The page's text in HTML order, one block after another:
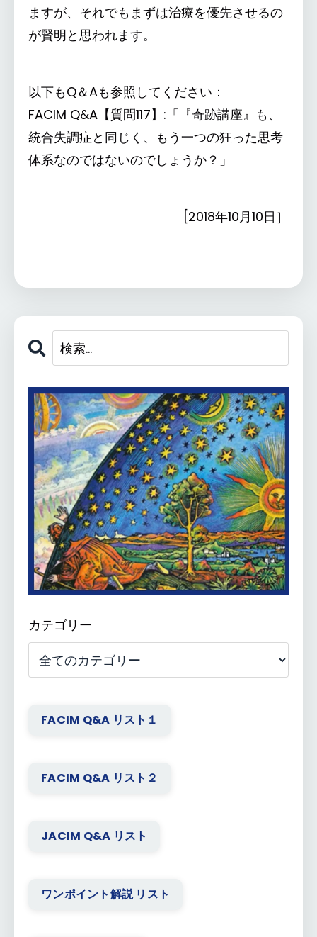
ますが、それでもまずは治療を優先させるの
が賢明と思われます。
以下もQ＆Aも参照してください：
FACIM Q&A【質問117】:「『奇跡講座』も、
統合失調症と同じく、もう一つの狂った思考
体系なのではないのでしょうか？」
[2018年10月10日］
カテゴリー
FACIM Q&A リスト１
FACIM Q&A リスト２
JACIM Q&A リスト
ワンポイント解説 リスト